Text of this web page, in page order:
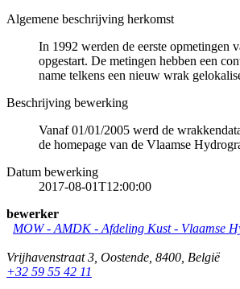
Algemene beschrijving herkomst
In 1992 werden de eerste opmetingen
opgestart. De metingen hebben een
name telkens een nieuw wrak
Beschrijving bewerking
Vanaf 01/01/2005 werd de
de homepage van de Vlaamse
Datum bewerking
2017-08-01T12:00:00
bewerker
MOW - AMDK - Afdeling Kust - Vlaamse
Vrijhavenstraat 3 Oostende 8400 België
+32 59 55 42 11